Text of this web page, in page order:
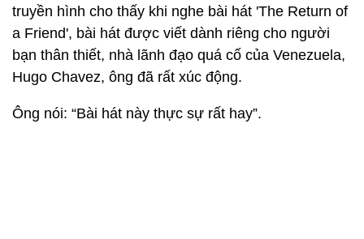
truyền hình cho thấy khi nghe bài hát 'The Return of
a Friend', bài hát được viết dành riêng cho người
bạn thân thiết, nhà lãnh đạo quá cố của Venezuela,
Hugo Chavez, ông đã rất xúc động.
Ông nói: “Bài hát này thực sự rất hay”.